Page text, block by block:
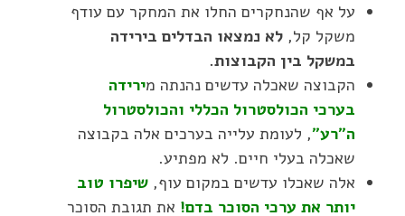
על אף שהנחקרים החלו את המחקר עם עודף
משקל קל, לא נמצאו הבדלים בירידה
במשקל בין הקבוצות.
הקבוצה שאכלה עדשים נהנתה מירידה
בערכי הכולסטרול הכללי והכולסטרול
ה״רע״, לעומת עלייה בערכים אלה בקבוצה
שאכלה בעלי חיים. לא מפתיע.
אלה שאכלו עדשים במקום עוף, שיפרו טוב
יותר את ערכי הסוכר בדם! את תגובת הסוכר